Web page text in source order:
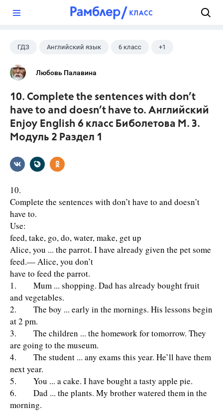
ГДЗ Английский язык 6 класс +1
Биболетова М. З.
Любовь Палавина
10. Complete the sentences with don’t
have to and doesn’t have to. Английский
Enjoy English 6 класс Биболетова М. З.
Модуль 2 Раздел 1
10.
Complete the sentences with don’t have to and doesn’t
have to.
Use:
feed, take, go, do, water, make, get up
Alice, you ... the parrot. I have already given the pet some
feed.— Alice, you don’t
have to feed the parrot.
1. Mum ... shopping. Dad has already bought fruit
and vegetables.
2. The boy ... early in the mornings. His lessons begin
at 2 pm.
3. The children ... the homework for tomorrow. They
are going to the museum.
4. The student ... any exams this year. He’ll have them
next year.
5. You ... a cake. I have bought a tasty apple pie.
6. Dad ... the plants. My brother watered them in the
morning.